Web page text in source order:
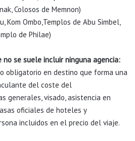
Colosos de Memnon)
Kom Ombo,Templos de Abu Simbel,
de Philae)
no se suele incluir ninguna agencia:
obligatorio en destino que forma una
del coste del
generales, visado, asistencia en
oficiales de hoteles y
incluidos en el precio del viaje.